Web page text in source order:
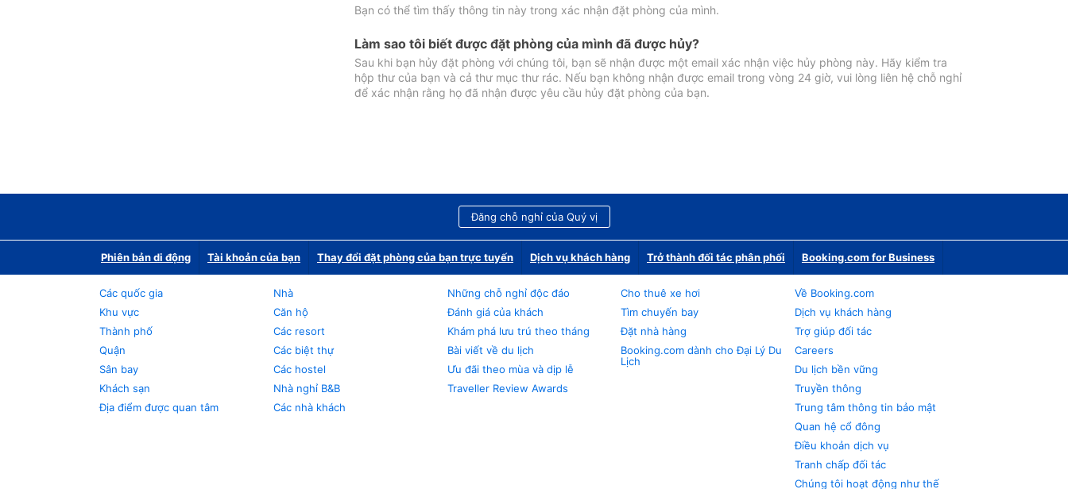
Bạn có thể tìm thấy thông tin này trong xác nhận đặt phòng của mình.
Làm sao tôi biết được đặt phòng của mình đã được hủy?
Sau khi bạn hủy đặt phòng với chúng tôi, bạn sẽ nhận được một email xác nhận việc hủy phòng này. Hãy kiểm tra
hộp thư của bạn và cả thư mục thư rác. Nếu bạn không nhận được email trong vòng 24 giờ, vui lòng liên hệ chỗ nghỉ
để xác nhận rằng họ đã nhận được yêu cầu hủy đặt phòng của bạn.
Đăng chỗ nghỉ của Quý vị
Phiên bản di động Tài khoản của bạn Thay đổi đặt phòng của bạn trực tuyến Dịch vụ khách hàng Trở thành đối tác phân phối Booking.com for Business
Các quốc gia
Khu vực
Thành phố
Quận
Sân bay
Khách sạn
Địa điểm được quan tâm
Nhà
Căn hộ
Các resort
Các biệt thự
Các hostel
Nhà nghỉ B&B
Các nhà khách
Những chỗ nghỉ độc đáo
Đánh giá của khách
Khám phá lưu trú theo tháng
Bài viết về du lịch
Ưu đãi theo mùa và dịp lễ
Traveller Review Awards
Cho thuê xe hơi
Tìm chuyến bay
Đặt nhà hàng
Booking.com dành cho Đại Lý Du
Lịch
Về Booking.com
Dịch vụ khách hàng
Trợ giúp đối tác
Careers
Du lịch bền vững
Truyền thông
Trung tâm thông tin bảo mật
Quan hệ cổ đông
Điều khoản dịch vụ
Tranh chấp đối tác
Chúng tôi hoạt động như thế